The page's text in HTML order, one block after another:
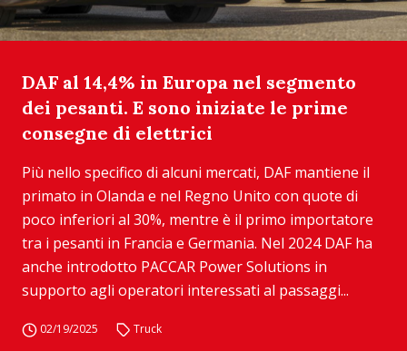
DAF al 14,4% in Europa nel segmento
dei pesanti. E sono iniziate le prime
consegne di elettrici
Più nello specifico di alcuni mercati, DAF mantiene il
primato in Olanda e nel Regno Unito con quote di
poco inferiori al 30%, mentre è il primo importatore
tra i pesanti in Francia e Germania. Nel 2024 DAF ha
anche introdotto PACCAR Power Solutions in
supporto agli operatori interessati al passaggi...
02/19/2025 Truck